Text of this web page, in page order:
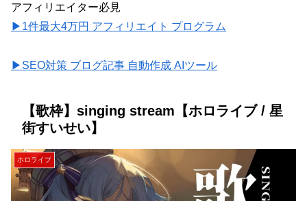
アフィリエイター必見
▶1件最大4万円 アフィリエイト プログラム
▶SEO対策 ブログ記事 自動作成 AIツール
【歌枠】singing stream【ホロライブ / 星
街すいせい】
ホロライブ